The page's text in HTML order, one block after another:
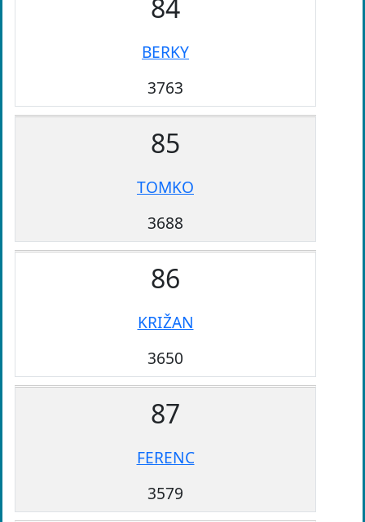
84
BERKY
3763
85
TOMKO
3688
86
KRIŽAN
3650
87
FERENC
3579